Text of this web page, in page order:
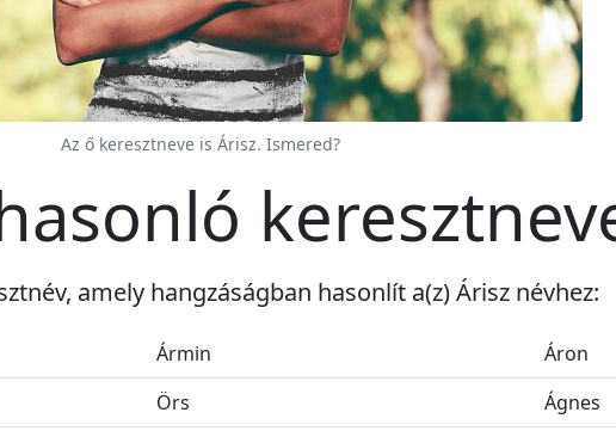
Az ő keresztneve is Árisz. Ismered?
amely hangzáságban hasonlít a(z) Árisz névhez:
Ármin
Áron
Örs
Ágnes